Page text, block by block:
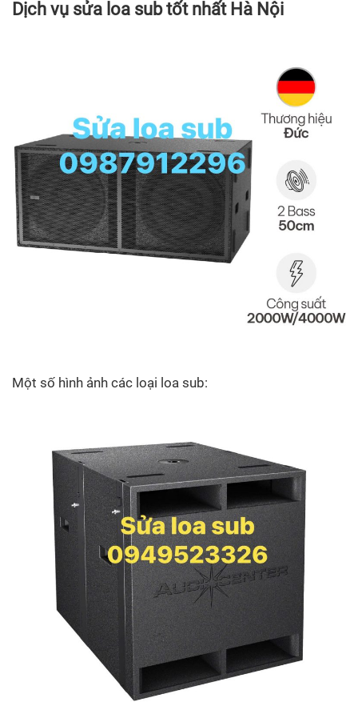
Dịch vụ sửa loa sub tốt nhất Hà Nội
Một số hình ảnh các loại loa sub: